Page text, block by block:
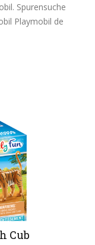
Spurensuche
Playmobil de
Cub